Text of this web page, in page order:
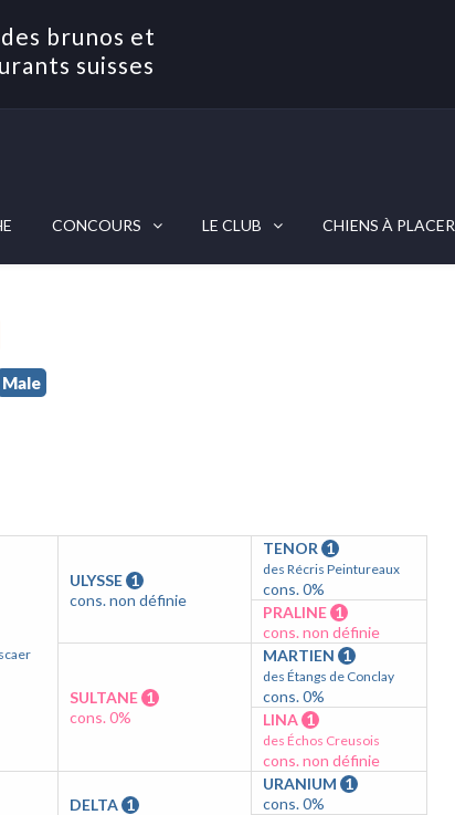
brunos et
suisses
CONCOURS LE CLUB CHIENS À PLACER
Male
ULYSSE 1
cons. non définie
TENOR 1
des Récris Peintureaux
cons. 0%
PRALINE 1
cons. non définie
SULTANE 1
cons. 0%
MARTIEN 1
des Étangs de Conclay
cons. 0%
LINA 1
des Échos Creusois
cons. non définie
DELTA 1
URANIUM 1
cons. 0%